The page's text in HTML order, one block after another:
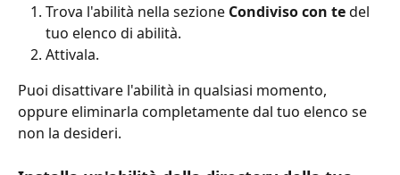
Trova l'abilità nella sezione Condiviso con te del
tuo elenco di abilità.
Attivala.
Puoi disattivare l'abilità in qualsiasi momento,
oppure eliminarla completamente dal tuo elenco se
non la desideri.